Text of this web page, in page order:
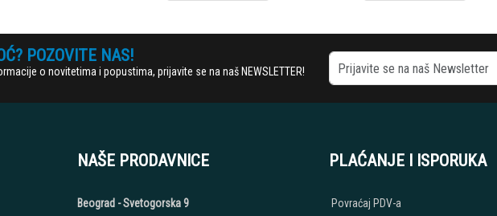
POZOVITE NAS!
o novitetima i popustima, prijavite se na naš NEWSLETTER!
NAŠE PRODAVNICE
Beograd - Svetogorska 9
PLAĆANJE I ISPORUKA
Povraćaj PDV-a